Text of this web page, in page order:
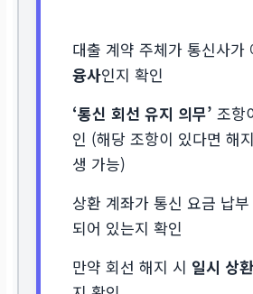
대출 계약 주체가 통신사
융사인지 확인
‘통신 회선 유지 의무’ 조항
인 (해당 조항이 있다면 해
생 가능)
상환 계좌가 통신 요금 납
되어 있는지 확인
만약 회선 해지 시 일시 상